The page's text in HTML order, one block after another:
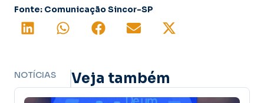
Fonte: Comunicação Sincor-SP
NOTÍCIAS Veja também